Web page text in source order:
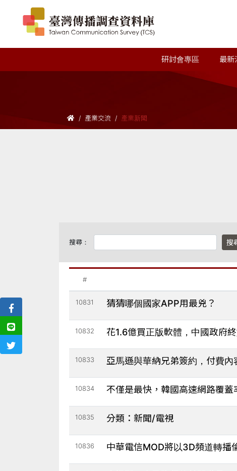
研討會專區 最新
產業交流 產業新聞
搜尋： 搜
#
10831 猜猜哪個國家APP用最兇？
10832 花1.6億買正版軟體，中國政府
10833 亞馬遜與華納兄弟簽約，付費內
10834 不僅是最快，韓國高速網路覆蓋
10835 分類：新聞/電視
10836 中華電信MOD將以3D頻道轉播